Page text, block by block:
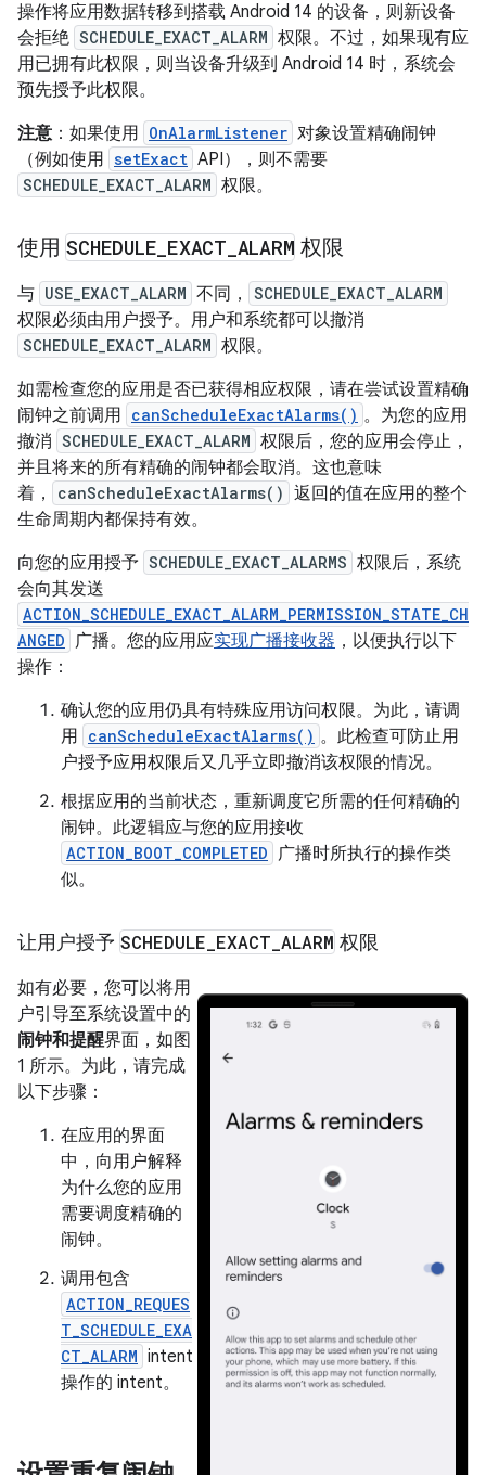
操作将应用数据转移到搭载 Android 14 的设备，则新设备
会拒绝 SCHEDULE_EXACT_ALARM 权限。不过，如果现有应
用已拥有此权限，则当设备升级到 Android 14 时，系统会
预先授予此权限。
注意：如果使用 OnAlarmListener 对象设置精确闹钟
（例如使用 setExact API），则不需要
SCHEDULE_EXACT_ALARM 权限。
使用 SCHEDULE EXACT ALARM 权限
与 USE_EXACT_ALARM 不同， SCHEDULE_EXACT_ALARM
权限必须由用户授予。用户和系统都可以撤消
SCHEDULE_EXACT_ALARM 权限。
如需检查您的应用是否已获得相应权限，请在尝试设置精确
闹钟之前调用 canScheduleExactAlarms() 。为您的应用
撤消 SCHEDULE_EXACT_ALARM 权限后，您的应用会停止，
并且将来的所有精确的闹钟都会取消。这也意味
着，
canScheduleExactAlarms() 返回的值在应用的整个
生命周期内都保持有效。
向您的应用授予 SCHEDULE_EXACT_ALARMS 权限后，系统
会向其发送
ACTION_SCHEDULE_EXACT_ALARM_PERMISSION_STATE_CH
ANGED 广播。您的应用应实现广播接收器 ，以便执行以下
操作：
确认您的应用仍具有特殊应用访问权限。为此，请调
用 canScheduleExactAlarms() 。此检查可防止用
户授予应用权限后又几乎立即撤消该权限的情况。
根据应用的当前状态，重新调度它所需的任何精确的
闹钟。此逻辑应与您的应用接收
ACTION_BOOT_COMPLETED 广播时所执行的操作类
似。
让用户授予 SCHEDULE EXACT ALARM 权限
如有必要，您可以将用
户引导至系统设置中的
闹钟和提醒界面，如图
1 所示。为此，请完成
以下步骤：
在应用的界面
中，向用户解释
为什么您的应用
需要调度精确的
闹钟。
调用包含
ACTION_REQUES
T_SCHEDULE_EXA
CT_ALARM intent
操作的 intent。